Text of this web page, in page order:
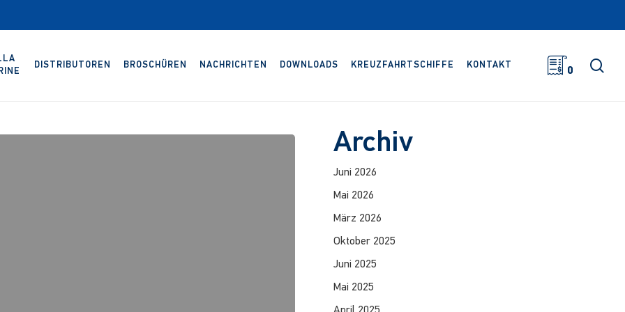
DISTRIBUTOREN BROSCHÜREN NACHRICHTEN DOWNLOADS KREUZFAHRTSCHIFFE KONTAKT
0
Archiv
Juni 2026
Mai 2026
März 2026
Oktober 2025
Juni 2025
Mai 2025